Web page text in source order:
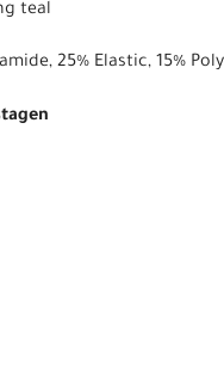
teal
25% Elastic, 15%